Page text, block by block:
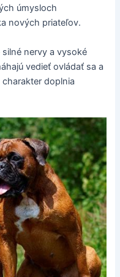
úmysloch
nových priateľov.
nervy a vysoké
vedieť ovládať sa a
doplnia